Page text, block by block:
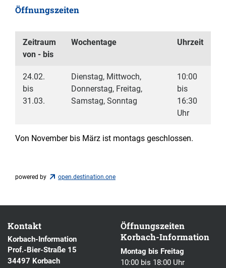
Öffnungszeiten
Zeitraum
von - bis
Wochentage Uhrzeit
24.02.
bis
31.03.
Dienstag, Mittwoch,
Donnerstag, Freitag,
Samstag, Sonntag
10:00
bis
16:30
Uhr
Von November bis März ist montags geschlossen.
powered by open.destination.one
Kontakt
Korbach-Information
Prof.-Bier-Straße 15
34497 Korbach
Öffnungszeiten
Korbach-Information
Montag bis Freitag
10:00 bis 18:00 Uhr